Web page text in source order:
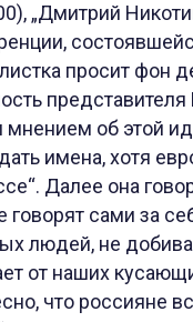
„Дмитрий
просит фон
об этой
имена, хотя
Далее она
говорят сами за
людей, не
от наших
что россияне